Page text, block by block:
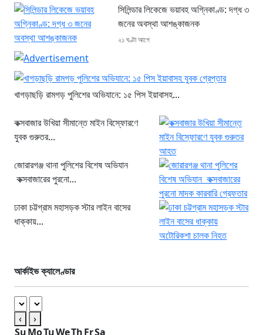
সিলিন্ডার লিকেজে ভয়াবহ অগ্নিকাণ্ড: দগ্ধ ৩
জনের অবস্থা আশঙ্কাজনক
২১ ঘণ্টা আগে
খাগড়াছড়ি রামগড় পুলিশের অভিযানে: ১৫ পিস ইয়াবাসহ...
কক্সবাজার উখিয়া সীমান্তে মাইন বিস্ফোরণে
যুবক গুরুতর...
জোরারগঞ্জ থানা পুলিশের বিশেষ অভিযান
কক্সবাজারের পুরনো...
ঢাকা চট্টগ্রাম মহাসড়ক স্টার লাইন বাসের
ধাক্কায়...
আর্কাইভ ক্যালেণ্ডার
‹
›
SuMoTuWeThFrSa